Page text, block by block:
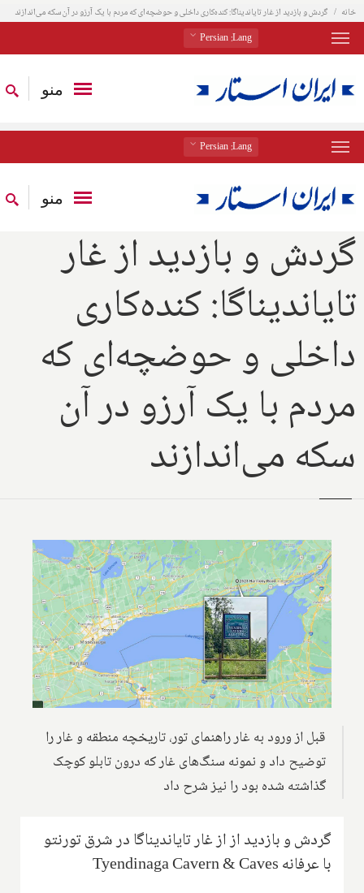
خانه گردش و بازدید از غار تایاندیناگا: کنده‌کاری داخلی و حوضچه‌ای که مردم با یک آرزو در آن سکه می‌اندازند
Lang
: Persian
منو
Lang
: Persian
منو
گردش و بازدید از غار
تایاندیناگا: کنده‌کاری
داخلی و حوضچه‌ای که
مردم با یک آرزو در آن
سکه می‌اندازند
قبل از ورود به غار راهنمای تور، تاریخچه منطقه و غار را
توضیح داد و نمونه سنگ‌های غار که درون تابلو کوچک
گذاشته شده بود را نیز شرح داد
گردش و بازدید از از غار تایاندیناگا در شرق تورنتو
با عرفانهTyendinaga Cavern & Caves